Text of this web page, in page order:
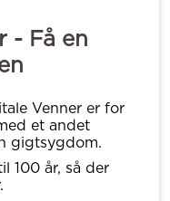
- Få en
Venner er for
et andet
gigtsygdom.
100 år, så der